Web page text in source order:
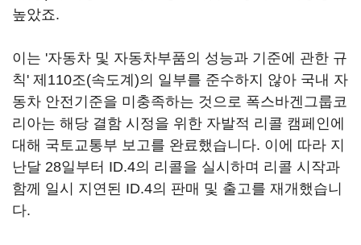
높았죠.
이는 '자동차 및 자동차부품의 성능과 기준에 관한 규
칙' 제110조(속도계)의 일부를 준수하지 않아 국내 자
동차 안전기준을 미충족하는 것으로 폭스바겐그룹코
리아는 해당 결함 시정을 위한 자발적 리콜 캠페인에
대해 국토교통부 보고를 완료했습니다. 이에 따라 지
난달 28일부터 ID.4의 리콜을 실시하며 리콜 시작과
함께 일시 지연된 ID.4의 판매 및 출고를 재개했습니
다.